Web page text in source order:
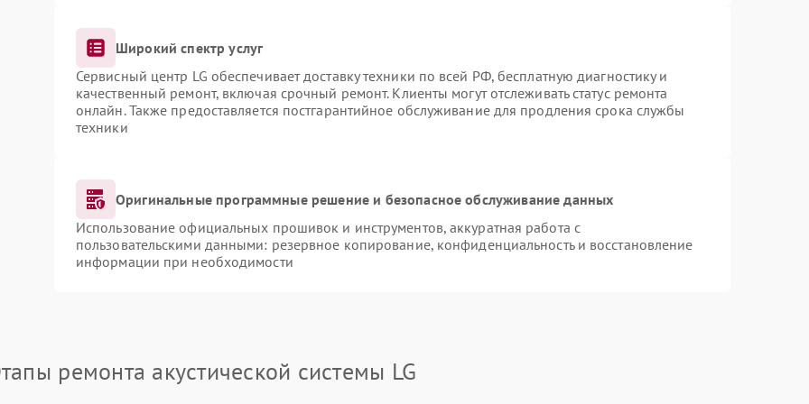
Широкий спектр услуг
Сервисный центр LG обеспечивает доставку техники по всей РФ, бесплатную диагностику и
качественный ремонт, включая срочный ремонт. Клиенты могут отслеживать статус ремонта
онлайн. Также предоставляется постгарантийное обслуживание для продления срока службы
техники
Оригинальные программные решение и безопасное обслуживание данных
Использование официальных прошивок и инструментов, аккуратная работа с
пользовательскими данными: резервное копирование, конфиденциальность и восстановление
информации при необходимости
ремонта акустической системы LG